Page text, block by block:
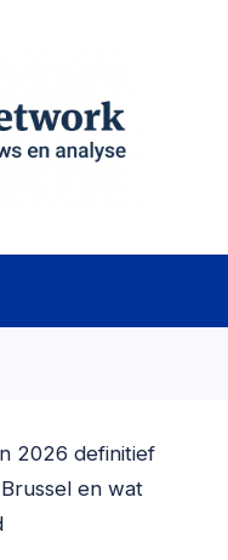
2026 definitief
en wat